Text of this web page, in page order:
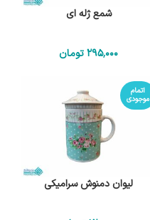
شمع ژله ای
295٬000تومان
اتمام
موجودی
لیوان دمنوش سرامیکی